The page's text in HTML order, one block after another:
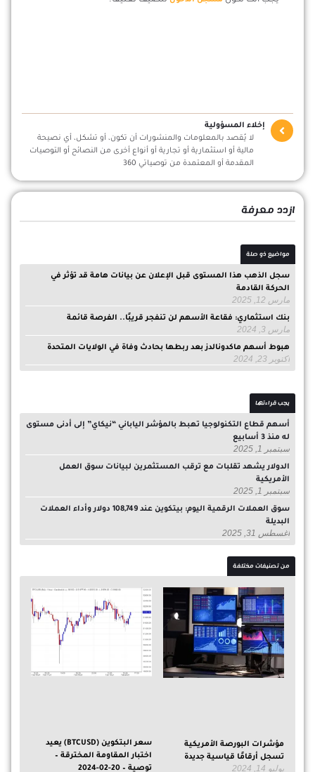
إخلاء المسؤولية
لا يُقصد بالمعلومات والمنشورات أن تكون، أو تشكل، أي نصيحة
مالية أو استثمارية أو تجارية أو أنواع أخرى من النصائح أو التوصيات
المقدمة أو المعتمدة من توصياتي 360
ازدد معرفة
مواضيع ذو صلة
سجل الذهب هذا المستوى قبل الإعلان عن بيانات هامة قد تؤثر في
الحركة القادمة
مارس 12, 2025
بنك استثماري: فقاعة الأسهم لن تنفجر قريبًا.. الفرصة قائمة
مارس 3, 2024
هبوط أسهم ماكدونالدز بعد ربطها بحادث وفاة في الولايات المتحدة
أكتوبر 23, 2024
يجب قراءتها
أسهم قطاع التكنولوجيا تهبط بالمؤشر الياباني “نيكاي” إلى أدنى مستوى
له منذ 3 أسابيع
سبتمبر 1, 2025
الدولار يشهد تقلبات مع ترقب المستثمرين لبيانات سوق العمل
الأمريكية
سبتمبر 1, 2025
سوق العملات الرقمية اليوم: بيتكوين عند 108,749 دولار وأداء العملات
البديلة
أغسطس 31, 2025
من تصنيفات مختلفة
مؤشرات البورصة الأمريكية
تسجل أرقامًا قياسية جديدة
يوليو 14, 2024
سعر البتكوين (BTCUSD) يعيد
اختبار المقاومة المخترقة –
توصية – 20-02-2024